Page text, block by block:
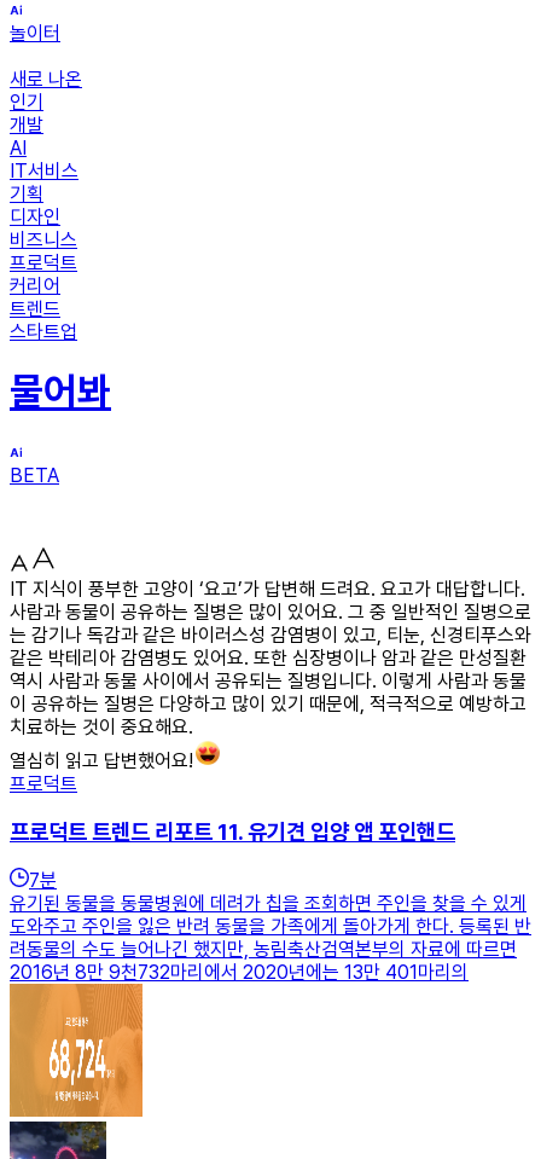
놀이터
새로 나온
인기
개발
AI
IT서비스
기획
디자인
비즈니스
프로덕트
커리어
트렌드
스타트업
물어봐
BETA
IT 지식이 풍부한 고양이 ‘요고’가 답변해 드려요. 요고가 대답합니다.
사람과 동물이 공유하는 질병은 많이 있어요. 그 중 일반적인 질병으로
는 감기나 독감과 같은 바이러스성 감염병이 있고, 티눈, 신경티푸스와
같은 박테리아 감염병도 있어요. 또한 심장병이나 암과 같은 만성질환
역시 사람과 동물 사이에서 공유되는 질병입니다. 이렇게 사람과 동물
이 공유하는 질병은 다양하고 많이 있기 때문에, 적극적으로 예방하고
치료하는 것이 중요해요.
열심히 읽고 답변했어요!
프로덕트
프로덕트 트렌드 리포트 11. 유기견 입양 앱 포인핸드
7분
유기된 동물을 동물병원에 데려가 칩을 조회하면 주인을 찾을 수 있게
도와주고 주인을 잃은 반려 동물을 가족에게 돌아가게 한다. 등록된 반
려동물의 수도 늘어나긴 했지만, 농림축산검역본부의 자료에 따르면
2016년 8만 9천732마리에서 2020년에는 13만 401마리의